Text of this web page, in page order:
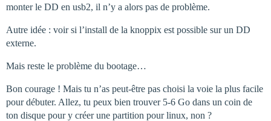
monter le DD en usb2, il n’y a alors pas de problème.
Autre idée : voir si l’install de la knoppix est possible sur un DD
externe.
Mais reste le problème du bootage…
Bon courage ! Mais tu n’as peut-être pas choisi la voie la plus facile
pour débuter. Allez, tu peux bien trouver 5-6 Go dans un coin de
ton disque pour y créer une partition pour linux, non ?